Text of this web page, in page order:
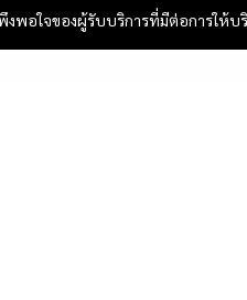
พอใจของผู้รับบริการที่มีต่อการให้บ